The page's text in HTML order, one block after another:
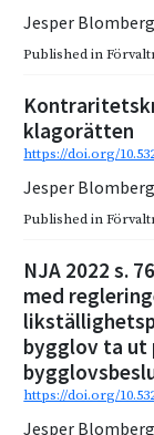
Jesper
Published in
klagorätten
https://doi.org/
Jesper
Published in
NJA 2022 s.
med
bygglov ta ut
https://doi.org/
Jesper